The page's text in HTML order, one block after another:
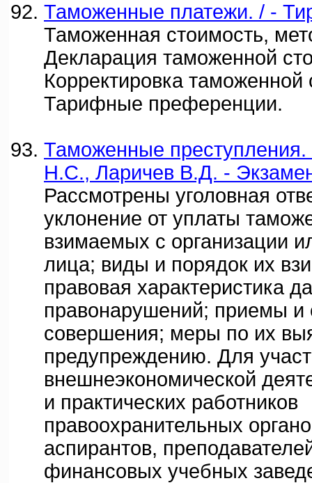
Таможенные платежи. / -
Таможенная стоимость,
Декларация таможенной
Корректировка таможенной
Тарифные преференции.
Таможенные преступления.
Н.С., Ларичев В.Д. -
Рассмотрены уголовная
уклонение от уплаты
взимаемых с организации
лица; виды и порядок их
правовая характеристика
правонарушений; приемы и
совершения; меры по их
предупреждению. Для
внешнеэкономической
и практических работников
правоохранительных
аспирантов,
финансовых учебных